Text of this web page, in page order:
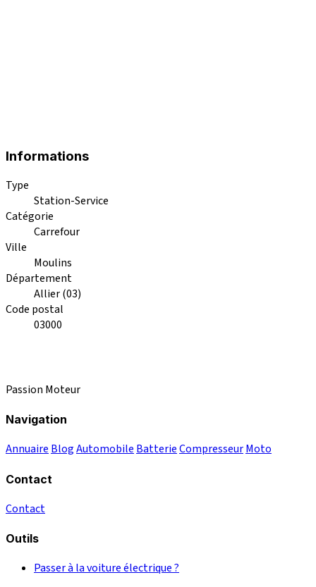
Informations
Type
Station-Service
Catégorie
Carrefour
Ville
Moulins
Département
Allier (03)
Code postal
03000
Passion Moteur
Navigation
Annuaire BlogAutomobile BatterieCompresseurMoto
Contact
Contact
Outils
Passer à la voiture électrique ?